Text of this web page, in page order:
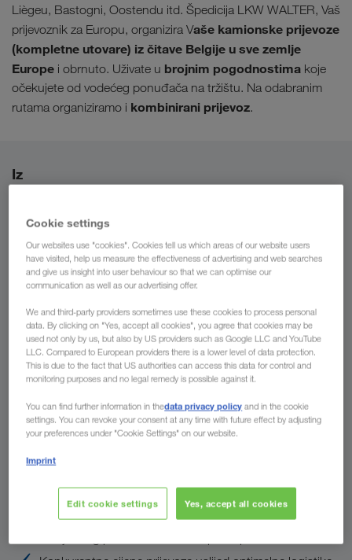
Liègeu, Bastogni, Oostendu itd. Špedicija LKW WALTER, Vaš
prijevoznik za Europu, organizira Vaše kamionske prijevoze
(kompletne utovare) iz čitave Belgije u sve zemlje
Europe i obrnuto. Uživate u brojnim pogodnostima koje
očekujete od vodećeg ponuđača na tržištu. Na odabranim
rutama organiziramo i kombinirani prijevoz.
Iz
Za
Država
LKW WALTER
Nudimo utovarna rješenja u cijeloj Europi po načelu sve
Cookie settings
Our websites use "cookies". Cookies tell us which areas of our website users
have visited, help us measure the effectiveness of advertising and web searches
and give us insight into user behaviour so that we can optimise our
communication as well as our advertising offer.
We and third-party providers sometimes use these cookies to process personal
data. By clicking on "Yes, accept all cookies", you agree that cookies may be
used not only by us, but also by US providers such as Google LLC and YouTube
LLC. Compared to European providers there is a lower level of data protection.
This is due to the fact that US authorities can access this data for control and
monitoring purposes and no legal remedy is possible against it.
You can find further information in thedata privacy policy and in the cookie
settings. You can revoke your consent at any time with future effect by adjusting
your preferences under "Cookie Settings" on our website.
Imprint
Edit cookie settings Yes, accept all cookies